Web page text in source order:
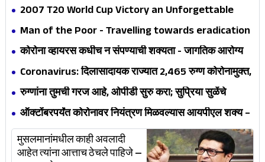
2007 T20 World Cup Victory an Unforgettable
Experience for Cricketers
Man of the Poor - Travelling towards eradication
of the Poor
कोरोना व्हायरस कधीच न संपण्याची शक्यता - जागतिक आरोग्य
संघटना
Coronavirus: दिलासादायक राज्यात 2,465 रुग्ण कोरोनामुक्त,
एकूण रुग्णांची संख्या 14, 541 वर
रुग्णांना तुमची गरज आहे, ओपीडी सुरु करा; सुप्रिया सुळेंचे
डॉक्टरांना आवाहन
ऑक्टोंबरपर्यंत कोरोनावर नियंत्रण मिळवल्यास आयपीएल शक्य –
आशिष नेहरा
मुसलमानांमधील काही अवलादी
आहेत त्यांना आत्ताच ठेचले पाहिजे –